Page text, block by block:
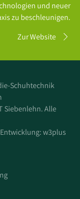
und neuer
zu beschleunigen.
Zur Website
Schuhtechnik
Siebenlehn. Alle
w3plus